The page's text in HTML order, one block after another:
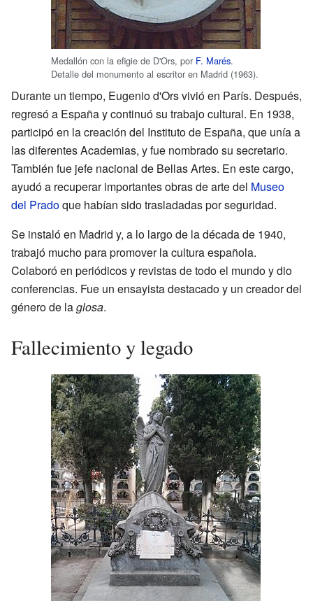
Medallón con la efigie de D'Ors, por F. Marés.
Detalle del monumento al escritor en Madrid (1963).
Durante un tiempo, Eugenio d'Ors vivió en París. Después,
regresó a España y continuó su trabajo cultural. En 1938,
participó en la creación del Instituto de España, que unía a
las diferentes Academias, y fue nombrado su secretario.
También fue jefe nacional de Bellas Artes. En este cargo,
ayudó a recuperar importantes obras de arte del Museo
del Pradoque habían sido trasladadas por seguridad.
Se instaló en Madrid y, a lo largo de la década de 1940,
trabajó mucho para promover la cultura española.
Colaboró en periódicos y revistas de todo el mundo y dio
conferencias. Fue un ensayista destacado y un creador del
género de laglosa.
Fallecimiento y legado